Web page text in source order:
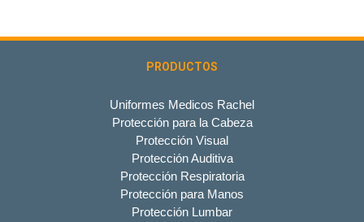
PRODUCTOS
Uniformes Medicos Rachel
Protección para la Cabeza
Protección Visual
Protección Auditiva
Protección Respiratoria
Protección para Manos
Protección Lumbar